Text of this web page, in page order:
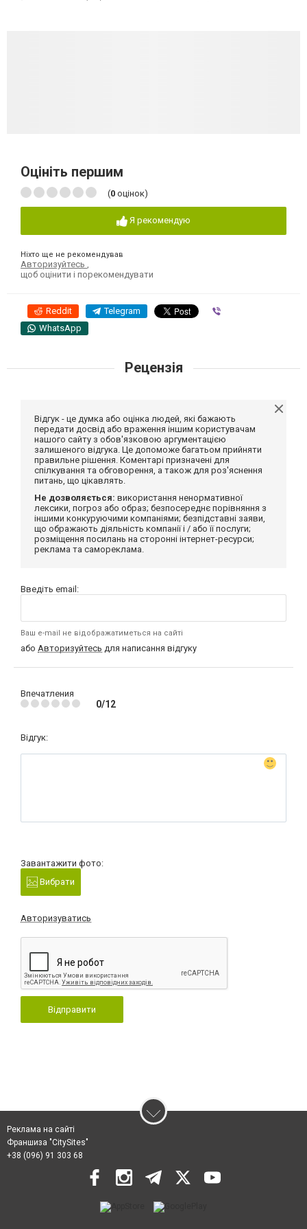
Оцініть першим
(0 оцінок)
Я рекомендую
Ніхто ще не рекомендував
Авторизуйтесь
щоб оцінити і порекомендувати
Reddit Telegram
WhatsApp
Рецензія
Відгук - це думка або оцінка людей, які бажають
передати досвід або враження іншим користувачам
нашого сайту з обов'язковою аргументацією
залишеного відгука. Це допоможе багатьом прийняти
правильне рішення. Коментарі призначені для
спілкування та обговорення, а також для роз'яснення
питань, що цікавлять.
Не дозволяється: використання ненормативної
лексики, погроз або образ; безпосереднє порівняння з
іншими конкуруючими компаніями; безпідставні заяви,
що ображають діяльність компанії і / або її послуги;
розміщення посилань на сторонні інтернет-ресурси;
реклама та самореклама.
Введіть email:
Ваш e-mail не відображатиметься на сайті
або Авторизуйтесь для написання відгуку
Впечатления
0/12
Відгук:
Завантажити фото:
Вибрати
Авторизуватись
Відправити
Реклама на сайті
Франшиза "CitySites"
+38 (096) 91 303 68